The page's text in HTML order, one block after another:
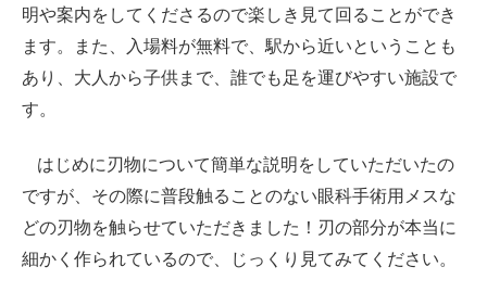
明や案内をしてくださるので楽しき見て回ることができ
ます。また、入場料が無料で、駅から近いということも
あり、大人から子供まで、誰でも足を運びやすい施設で
す。
はじめに刃物について簡単な説明をしていただいたの
ですが、その際に普段触ることのない眼科手術用メスな
どの刃物を触らせていただきました！刃の部分が本当に
細かく作られているので、じっくり見てみてください。